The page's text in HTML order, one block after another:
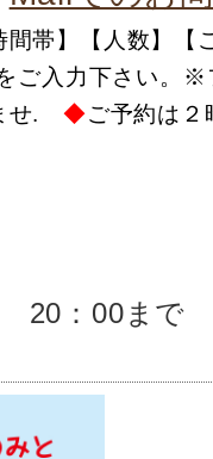
間帯】【人数】【
ご入力下さい。※
せ.
◆ご予約は２
20：00まで